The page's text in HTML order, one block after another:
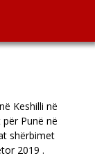
Keshilli në
Punë në
shërbimet
2019 .